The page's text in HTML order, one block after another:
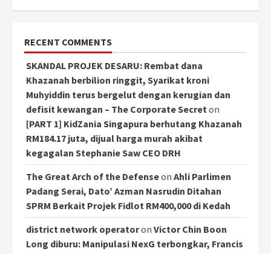
RECENT COMMENTS
SKANDAL PROJEK DESARU: Rembat dana
Khazanah berbilion ringgit, Syarikat kroni
Muhyiddin terus bergelut dengan kerugian dan
defisit kewangan – The Corporate Secret on
[PART 1] KidZania Singapura berhutang Khazanah
RM184.17 juta, dijual harga murah akibat
kegagalan Stephanie Saw CEO DRH
The Great Arch of the Defenseon Ahli Parlimen
Padang Serai, Dato’ Azman Nasrudin Ditahan
SPRM Berkait Projek Fidlot RM400,000 di Kedah
district network operatoron Victor Chin Boon
Long diburu: Manipulasi NexG terbongkar, Francis